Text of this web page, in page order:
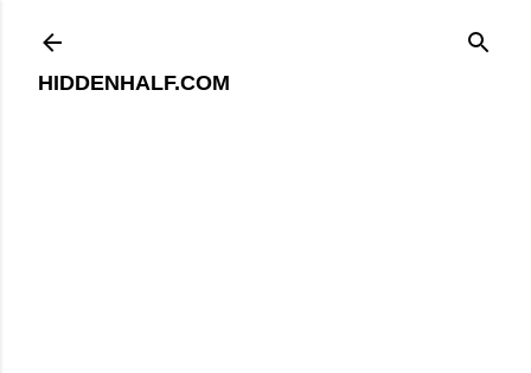
HIDDENHALF.COM